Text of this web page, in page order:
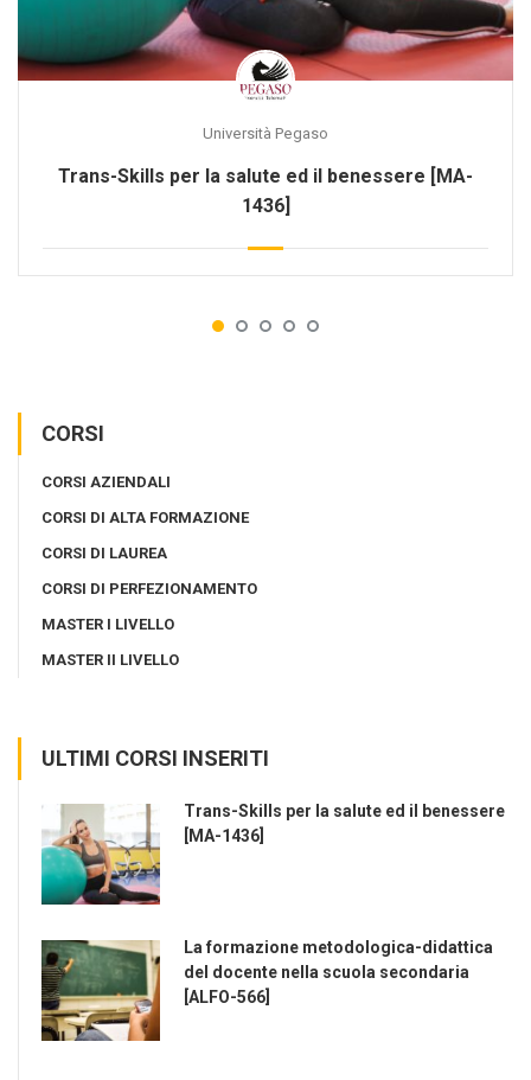
Università Pegaso
Trans-Skills per la salute ed il benessere [MA-
1436]
CORSI
CORSI AZIENDALI
CORSI DI ALTA FORMAZIONE
CORSI DI LAUREA
CORSI DI PERFEZIONAMENTO
MASTER I LIVELLO
MASTER II LIVELLO
ULTIMI CORSI INSERITI
Trans-Skills per la salute ed il benessere
[MA-1436]
La formazione metodologica-didattica
del docente nella scuola secondaria
[ALFO-566]